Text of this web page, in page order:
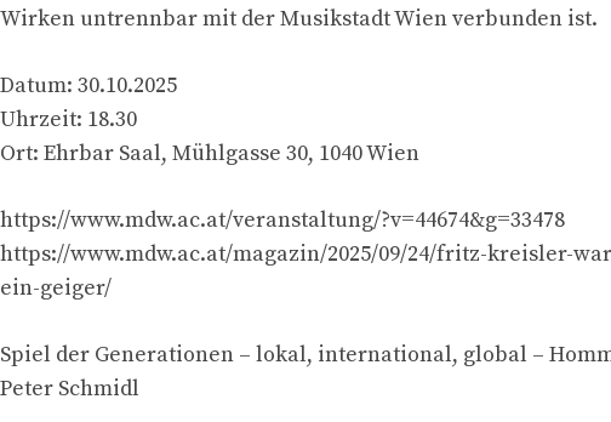
Wirken untrennbar mit der Musikstadt Wien verbunden ist.
Datum: 30.10.2025
Uhrzeit: 18.30
Ort: Ehrbar Saal, Mühlgasse 30, 1040 Wien
https://www.mdw.ac.at/veranstaltung/?v=44674&g=33478
https://www.mdw.ac.at/magazin/2025/09/24/fritz-kreisler-
ein-geiger/
Spiel der Generationen – lokal, international, global –
Peter Schmidl